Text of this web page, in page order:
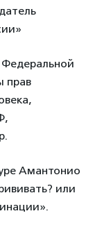
прав
Амантонио
или